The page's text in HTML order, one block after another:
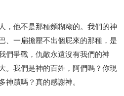
，他不是那種麵糊糊的。我們的神
、一扁擔壓不出個屁來的那種，是
們爭戰，仇敵永遠沒有我們的神
。我們是神的百姓，阿們嗎？你現
神蹟嗎？真的感謝神。